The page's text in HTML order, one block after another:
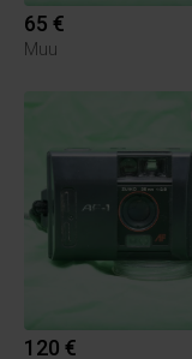
65 €
Muu
120 €